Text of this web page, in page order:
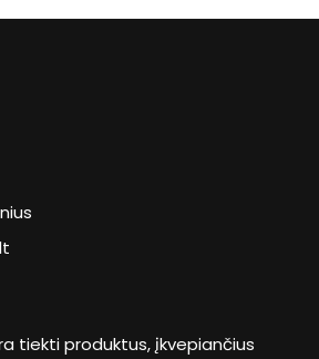
tiekti produktus, įkvepiančius